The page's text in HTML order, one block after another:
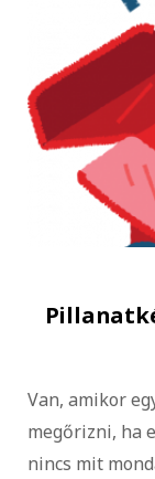
Van, amikor
megőrizni, ha
nincs mit